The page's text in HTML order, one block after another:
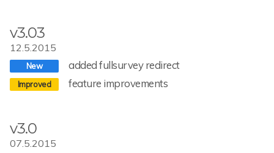
v3.03
12.5.2015
added fullsurvey redirect
feature improvements
v3.0
07.5.2015